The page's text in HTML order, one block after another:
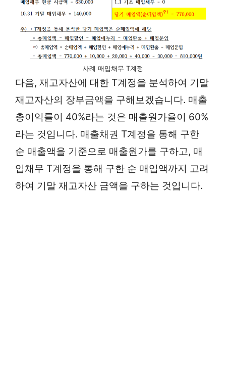
사례 매입채무 T계정
다음, 재고자산에 대한 T계정을 분석하여 기말
재고자산의 장부금액을 구해보겠습니다. 매출
총이익률이 40%라는 것은 매출원가율이 60%
라는 것입니다. 매출채권 T계정을 통해 구한
순 매출액을 기준으로 매출원가를 구하고, 매
입채무 T계정을 통해 구한 순 매입액까지 고려
하여 기말 재고자산 금액을 구하는 것입니다.